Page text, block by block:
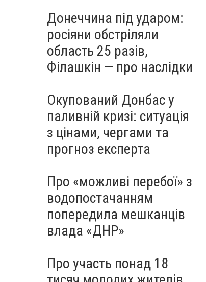
Донеччина під ударом:
росіяни обстріляли
область 25 разів,
Філашкін — про наслідки
Окупований Донбас у
паливній кризі: ситуація
з цінами, чергами та
прогноз експерта
Про «можливі перебої» з
водопостачанням
попередила мешканців
влада «ДНР»
Про участь понад 18